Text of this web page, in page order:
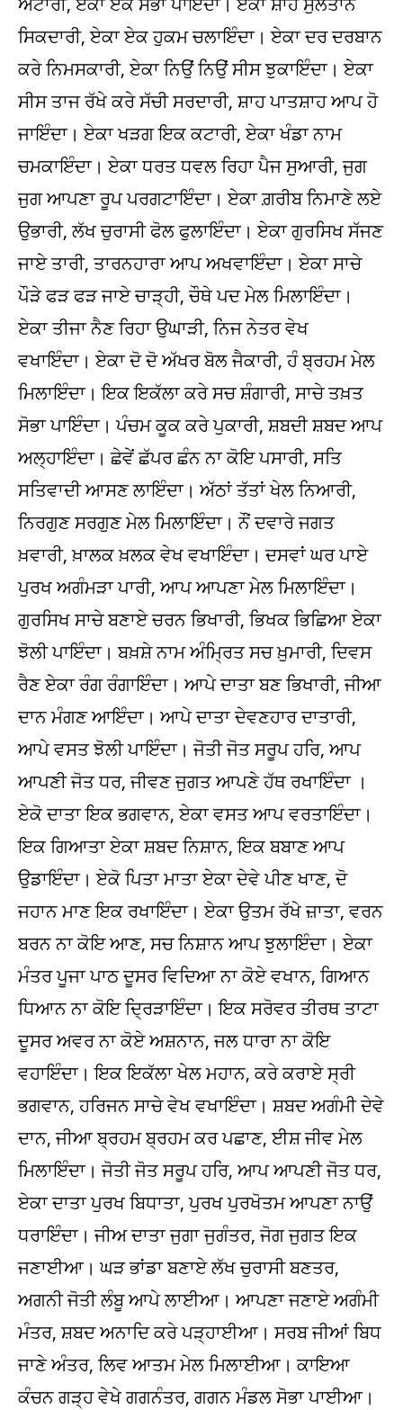
ਸਿਕਦਾਰੀ, ਏਕਾ ਏਕ ਹੁਕਮ ਚਲਾਇੰਦਾ। ਏਕਾ ਦਰ ਦਰਬਾਨ
ਕਰੇ ਨਿਮਸਕਾਰੀ, ਏਕਾ ਨਿਉਂ ਨਿਉਂ ਸੀਸ ਝੁਕਾਇੰਦਾ। ਏਕਾ
ਸੀਸ ਤਾਜ ਰੱਖੇ ਕਰੇ ਸੱਚੀ ਸਰਦਾਰੀ, ਸ਼ਾਹ ਪਾਤਸ਼ਾਹ ਆਪ ਹੋ
ਜਾਇੰਦਾ। ਏਕਾ ਖੜਗ ਇਕ ਕਟਾਰੀ, ਏਕਾ ਖੰਡਾ ਨਾਮ
ਚਮਕਾਇੰਦਾ। ਏਕਾ ਧਰਤ ਧਵਲ ਰਿਹਾ ਪੈਜ ਸੁਆਰੀ, ਜੁਗ
ਜੁਗ ਆਪਣਾ ਰੂਪ ਪਰਗਟਾਇੰਦਾ। ਏਕਾ ਗ਼ਰੀਬ ਨਿਮਾਣੇ ਲਏ
ਉਭਾਰੀ, ਲੱਖ ਚੁਰਾਸੀ ਫੋਲ ਫੁਲਾਇੰਦਾ। ਏਕਾ ਗੁਰਸਿਖ ਸੱਜਣ
ਜਾਏ ਤਾਰੀ, ਤਾਰਨਹਾਰਾ ਆਪ ਅਖਵਾਇੰਦਾ। ਏਕਾ ਸਾਚੇ
ਪੌੜੇ ਫੜ ਫੜ ਜਾਏ ਚਾੜ੍ਹੀ, ਚੌਥੇ ਪਦ ਮੇਲ ਮਿਲਾਇੰਦਾ।
ਏਕਾ ਤੀਜਾ ਨੈਣ ਰਿਹਾ ਉਘਾੜੀ, ਨਿਜ ਨੇਤਰ ਵੇਖ
ਵਖਾਇੰਦਾ। ਏਕਾ ਦੋ ਦੋ ਅੱਖਰ ਬੋਲ ਜੈਕਾਰੀ, ਹੰ ਬ੍ਰਹਮ ਮੇਲ
ਮਿਲਾਇੰਦਾ। ਇਕ ਇਕੱਲਾ ਕਰੇ ਸਚ ਸ਼ੰਗਾਰੀ, ਸਾਚੇ ਤਖ਼ਤ
ਸੋਭਾ ਪਾਇੰਦਾ। ਪੰਚਮ ਕੂਕ ਕਰੇ ਪੁਕਾਰੀ, ਸ਼ਬਦੀ ਸ਼ਬਦ ਆਪ
ਅਲ੍ਹਾਇੰਦਾ। ਛੇਵੇਂ ਛੱਪਰ ਛੰਨ ਨਾ ਕੋਇ ਪਸਾਰੀ, ਸਤਿ
ਸਤਿਵਾਦੀ ਆਸਣ ਲਾਇੰਦਾ। ਅੱਠਾਂ ਤੱਤਾਂ ਖੇਲ ਨਿਆਰੀ,
ਨਿਰਗੁਣ ਸਰਗੁਣ ਮੇਲ ਮਿਲਾਇੰਦਾ। ਨੌਂ ਦਵਾਰੇ ਜਗਤ
ਖ਼ਵਾਰੀ, ਖ਼ਾਲਕ ਖ਼ਲਕ ਵੇਖ ਵਖਾਇੰਦਾ। ਦਸਵਾਂ ਘਰ ਪਾਏ
ਪੁਰਖ ਅਗੰਮੜਾ ਪਾਰੀ, ਆਪ ਆਪਣਾ ਮੇਲ ਮਿਲਾਇੰਦਾ।
ਗੁਰਸਿਖ ਸਾਚੇ ਬਣਾਏ ਚਰਨ ਭਿਖਾਰੀ, ਭਿਖਕ ਭਿਛਿਆ ਏਕਾ
ਝੋਲੀ ਪਾਇੰਦਾ। ਬਖ਼ਸ਼ੇ ਨਾਮ ਅੰਮ੍ਰਿਤ ਸਚ ਖ਼ੁਮਾਰੀ, ਦਿਵਸ
ਰੈਣ ਏਕਾ ਰੰਗ ਰੰਗਾਇੰਦਾ। ਆਪੇ ਦਾਤਾ ਬਣ ਭਿਖਾਰੀ, ਜੀਆ
ਦਾਨ ਮੰਗਣ ਆਇੰਦਾ। ਆਪੇ ਦਾਤਾ ਦੇਵਣਹਾਰ ਦਾਤਾਰੀ,
ਆਪੇ ਵਸਤ ਝੋਲੀ ਪਾਇੰਦਾ। ਜੋਤੀ ਜੋਤ ਸਰੂਪ ਹਰਿ, ਆਪ
ਆਪਣੀ ਜੋਤ ਧਰ, ਜੀਵਣ ਜੁਗਤ ਆਪਣੇ ਹੱਥ ਰਖਾਇੰਦਾ ।
ਏਕੋ ਦਾਤਾ ਇਕ ਭਗਵਾਨ, ਏਕਾ ਵਸਤ ਆਪ ਵਰਤਾਇੰਦਾ।
ਇਕ ਗਿਆਤਾ ਏਕਾ ਸ਼ਬਦ ਨਿਸ਼ਾਨ, ਇਕ ਬਬਾਣ ਆਪ
ਉਡਾਇੰਦਾ। ਏਕੋ ਪਿਤਾ ਮਾਤਾ ਏਕਾ ਦੇਵੇ ਪੀਣ ਖਾਣ, ਦੋ
ਜਹਾਨ ਮਾਣ ਇਕ ਰਖਾਇੰਦਾ। ਏਕਾ ਉਤਮ ਰੱਖੇ ਜ਼ਾਤਾ, ਵਰਨ
ਬਰਨ ਨਾ ਕੋਇ ਆਣ, ਸਚ ਨਿਸ਼ਾਨ ਆਪ ਝੁਲਾਇੰਦਾ। ਏਕਾ
ਮੰਤਰ ਪੂਜਾ ਪਾਠ ਦੂਸਰ ਵਿਦਿਆ ਨਾ ਕੋਏ ਵਖਾਨ, ਗਿਆਨ
ਧਿਆਨ ਨਾ ਕੋਇ ਦ੍ਰਿੜਾਇੰਦਾ। ਇਕ ਸਰੋਵਰ ਤੀਰਥ ਤਾਟਾ
ਦੂਸਰ ਅਵਰ ਨਾ ਕੋਏ ਅਸ਼ਨਾਨ, ਜਲ ਧਾਰਾ ਨਾ ਕੋਇ
ਵਹਾਇੰਦਾ। ਇਕ ਇਕੱਲਾ ਖੇਲ ਮਹਾਨ, ਕਰੇ ਕਰਾਏ ਸ੍ਰੀ
ਭਗਵਾਨ, ਹਰਿਜਨ ਸਾਚੇ ਵੇਖ ਵਖਾਇੰਦਾ। ਸ਼ਬਦ ਅਗੰਮੀ ਦੇਵੇ
ਦਾਨ, ਜੀਆ ਬ੍ਰਹਮ ਬ੍ਰਹਮ ਕਰ ਪਛਾਣ, ਈਸ਼ ਜੀਵ ਮੇਲ
ਮਿਲਾਇੰਦਾ। ਜੋਤੀ ਜੋਤ ਸਰੂਪ ਹਰਿ, ਆਪ ਆਪਣੀ ਜੋਤ ਧਰ,
ਏਕਾ ਦਾਤਾ ਪੁਰਖ ਬਿਧਾਤਾ, ਪੁਰਖ ਪੁਰਖੋਤਮ ਆਪਣਾ ਨਾਉਂ
ਧਰਾਇੰਦਾ। ਜੀਅ ਦਾਤਾ ਜੁਗਾ ਜੁਗੰਤਰ, ਜੋਗ ਜੁਗਤ ਇਕ
ਜਣਾਈਆ। ਘੜ ਭਾਂਡਾ ਬਣਾਏ ਲੱਖ ਚੁਰਾਸੀ ਬਣਤਰ,
ਅਗਨੀ ਜੋਤੀ ਲੰਬੂ ਆਪੇ ਲਾਈਆ। ਆਪਣਾ ਜਣਾਏ ਅਗੰਮੀ
ਮੰਤਰ, ਸ਼ਬਦ ਅਨਾਦਿ ਕਰੇ ਪੜ੍ਹਾਈਆ। ਸਰਬ ਜੀਆਂ ਬਿਧ
ਜਾਣੇ ਅੰਤਰ, ਲਿਵ ਆਤਮ ਮੇਲ ਮਿਲਾਈਆ। ਕਾਇਆ
ਕੰਚਨ ਗੜ੍ਹ ਵੇਖੇ ਗਗਨੰਤਰ, ਗਗਨ ਮੰਡਲ ਸੋਭਾ ਪਾਈਆ।